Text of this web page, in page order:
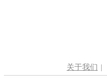
关于我们 |